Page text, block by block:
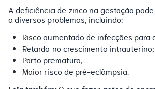
A deficiência de zinco na gestação
a diversos problemas, incluindo:
Risco aumentado de infecções para
Retardo no crescimento intrauterino;
Parto prematuro;
Maior risco de pré-eclâmpsia.